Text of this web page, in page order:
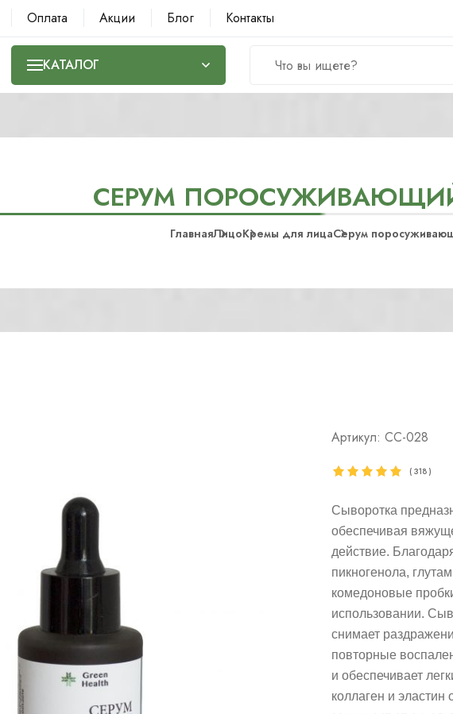
Оплата Акции Блог Контакты
КАТАЛОГ
СЕРУМ
ГлавнаяЛицоКремы для лицаСерум
Артикул: СС-028
( 318 )
Сыворотка
обеспечивая
действие.
пикногенола,
комедоновые
использовании.
снимает
повторные
и обеспечивает
коллаген и эластин